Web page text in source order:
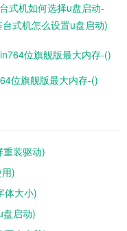
系统主界面。
开机进BIOS界面方
Features回车；
式机如何选择u盘启动-
台式机怎么设置u盘启动)
位旗舰版最大内存-()
装驱动)
)
体大小)
盘启动)